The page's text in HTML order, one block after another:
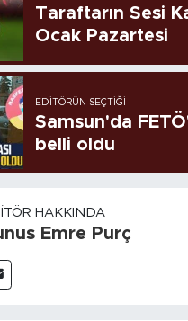
Taraftarın Sesi
Ocak Pazartesi
EDITÖRÜN SEÇTIĞI
Samsun'da
belli oldu
HAKKINDA
Emre Purç